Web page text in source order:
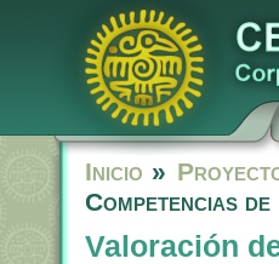
Inicio »
Competencias
Valoración